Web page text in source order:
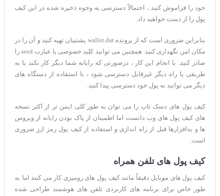
خود را فراموش کنید ، احتمالاً دسترسی به وجوه ذخیره شده در این کیف
پول را از دست خواهید داد.
بنابراین ضروری است که از پرونده wallet.dat پشتیبان تهیه کنید و آن را در
مکان امن نگهداری کنید. همچنین می توانید کلید خصوصی یا عبارت seed را
صادر کنید. با انجام این کار ، درصورتی که رایانه شما دیگر کار نکند یا به
طریقی یا راه دیگر غیرقابل دسترسی شود ، با استفاده از دستگاه های
دیگر می توانید به پول خود دسترسی پیدا کنید.
کیف پول های دسک تاپ را می توان به طور کلی ایمن تر از اکثر نسخه
های کیف پول های وب دانست اما اطمینان از پاک بودن رایانه از ویروس
ها و بدافزارها قبل از راه اندازی و استفاده از کیف پول رمز ارز ضروری
است.
کیف پول های تلفن همراه
کیف پول های موبایل دقیقاً مانند کیف پول های رومیزی کار می کنند اما به
طور خاص برای برنامه های کاربردی تلفن های هوشمند طراحی شده